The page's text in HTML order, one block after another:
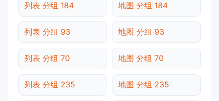
列表 分组 184 地图 分组 184
列表 分组 93 地图 分组 93
列表 分组 70 地图 分组 70
列表 分组 235 地图 分组 235